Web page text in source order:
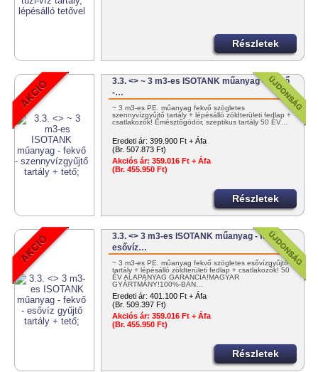
Részletek
3.3. <> ~ 3 m3-es ISOTANK műanyag - fekvő
-…
~ 3 m3-es PE. műanyag fekvő szögletes
szennyvízgyűjtő tartály + lépésálló zöldterületi fedlap +
csatlakozók! Emésztőgödör, szeptikus tartály 50 ÉV…
Eredeti ár: 399.900 Ft + Áfa
(Br. 507.873 Ft)
Akciós ár: 359.016 Ft + Áfa
(Br. 455.950 Ft)
Részletek
3.3. <> 3 m3-es ISOTANK műanyag - fekvő -
esővíz…
~ 3 m3-es PE. műanyag fekvő szögletes esővízgyűjtő
tartály + lépésálló zöldterületi fedlap + csatlakozók! 50
ÉV ALAPANYAG GARANCIA!MAGYAR
GYÁRTMÁNY!100%-BAN…
Eredeti ár: 401.100 Ft + Áfa
(Br. 509.397 Ft)
Akciós ár: 359.016 Ft + Áfa
(Br. 455.950 Ft)
Részletek